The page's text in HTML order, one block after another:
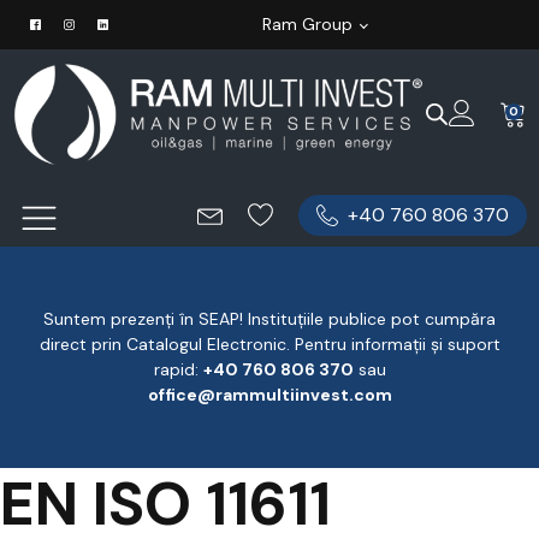
Ram Group
0
+40 760 806 370
Suntem prezenți în SEAP! Instituțiile publice pot cumpăra
direct prin Catalogul Electronic. Pentru informații și suport
rapid: ‪+40 760 806 370 ‬ sau
office@rammultiinvest.com
EN ISO 11611